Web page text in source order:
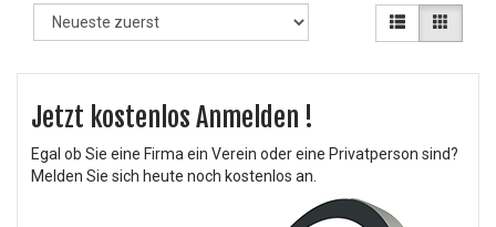
Jetzt kostenlos Anmelden !
Egal ob Sie eine Firma ein Verein oder eine Privatperson sind?
Melden Sie sich heute noch kostenlos an.